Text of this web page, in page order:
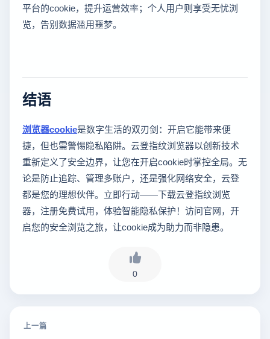
平台的cookie，提升运营效率；个人用户则享受无忧浏
览，告别数据滥用噩梦。
结语
浏览器cookie是数字生活的双刃剑：开启它能带来便
捷，但也需警惕隐私陷阱。云登指纹浏览器以创新技术
重新定义了安全边界，让您在开启cookie时掌控全局。无
论是防止追踪、管理多账户，还是强化网络安全，云登
都是您的理想伙伴。立即行动——下载云登指纹浏览
器，注册免费试用，体验智能隐私保护！访问官网，开
启您的安全浏览之旅，让cookie成为助力而非隐患。
0
上一篇